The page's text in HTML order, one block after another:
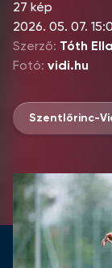
27 kép
2026. 05. 07.
Szerző: Tóth Ella
Fotó: vidi.hu
Szentlőrinc-